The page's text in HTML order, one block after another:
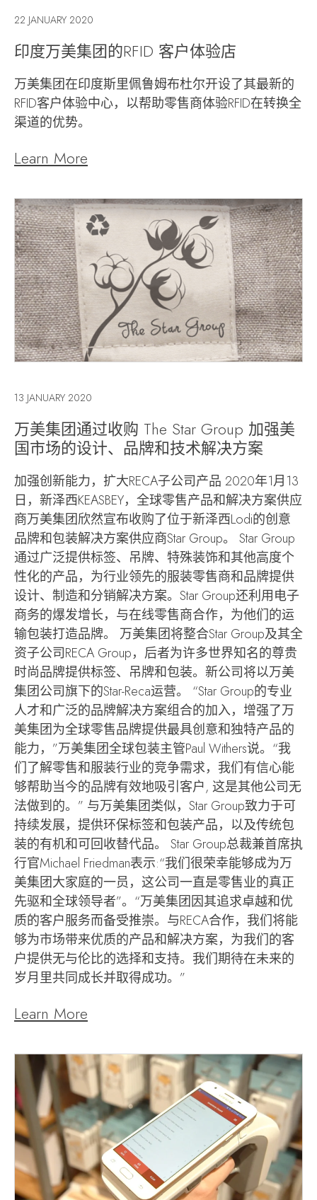
22 JANUARY 2020
印度万美集团的RFID 客户体验店
万美集团在印度斯里佩鲁姆布杜尔开设了其最新的
RFID客户体验中心，以帮助零售商体验RFID在转换全
渠道的优势。
Learn More
13 JANUARY 2020
万美集团通过收购 The Star Group 加强美
国市场的设计、品牌和技术解决方案
加强创新能力，扩大RECA子公司产品 2020年1月13
日，新泽西KEASBEY，全球零售产品和解决方案供应
商万美集团欣然宣布收购了位于新泽西Lodi的创意
品牌和包装解决方案供应商Star Group。 Star Group
通过广泛提供标签、吊牌、特殊装饰和其他高度个
性化的产品，为行业领先的服装零售商和品牌提供
设计、制造和分销解决方案。Star Group还利用电子
商务的爆发增长，与在线零售商合作，为他们的运
输包装打造品牌。 万美集团将整合Star Group及其全
资子公司RECA Group，后者为许多世界知名的尊贵
时尚品牌提供标签、吊牌和包装。新公司将以万美
集团公司旗下的Star-Reca运营。 “Star Group的专业
人才和广泛的品牌解决方案组合的加入，增强了万
美集团为全球零售品牌提供最具创意和独特产品的
能力，”万美集团全球包装主管Paul Withers说。“我
们了解零售和服装行业的竞争需求，我们有信心能
够帮助当今的品牌有效地吸引客户, 这是其他公司无
法做到的。” 与万美集团类似，Star Group致力于可
持续发展，提供环保标签和包装产品，以及传统包
装的有机和可回收替代品。 Star Group总裁兼首席执
行官Michael Friedman表示:“我们很荣幸能够成为万
美集团大家庭的一员，这公司一直是零售业的真正
先驱和全球领导者”。“万美集团因其追求卓越和优
质的客户服务而备受推崇。与RECA合作，我们将能
够为市场带来优质的产品和解决方案，为我们的客
户提供无与伦比的选择和支持。我们期待在未来的
岁月里共同成长并取得成功。”
Learn More